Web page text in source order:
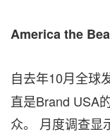
America the
自去年10月全球
直是Brand USA
众。 月度调查显